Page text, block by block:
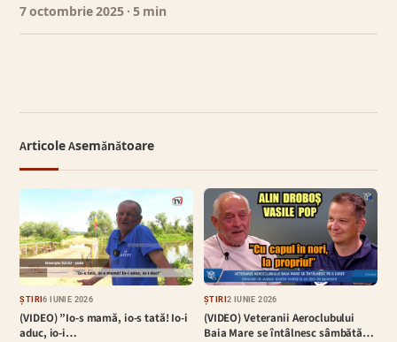
7 octombrie 2025 · 5 min
Articole Asemănătoare
ȘTIRI6 IUNIE 2026
(VIDEO) ”Io-s mamă, io-s tată! Io-i
aduc, io-i…
ȘTIRI2 IUNIE 2026
(VIDEO) Veteranii Aeroclubului
Baia Mare se întâlnesc sâmbătă…